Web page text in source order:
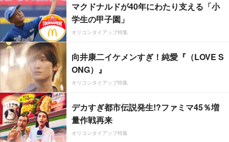
マクドナルドが40年にわたり支える「小
学生の甲子園」
オリコンタイアップ特集
向井康二イケメンすぎ！純愛『（LOVE S
ONG）』
オリコンタイアップ特集
デカすぎ都市伝説発生!?ファミマ45％増
量作戦再来
オリコンタイアップ特集